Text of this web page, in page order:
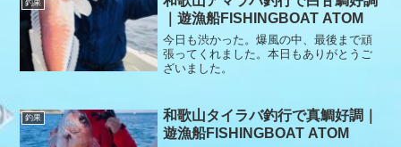
も初タイラバのお客様もベテランのお客
様も無事に全員釣れました。リリースも
ありがとうございます。本日もありがと
うございました。
釣果
｜遊漁船FISHINGBOAT ATOM
今日も渋かった。爆風の中、最後まで頑
張ってくれました。本日もありがとうご
ざいました。
釣果
和歌山タイラバ釣行で真鯛好調｜
遊漁船FISHINGBOAT ATOM